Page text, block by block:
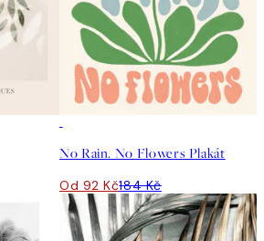
No Rain. No Flowers Plakát
Od 92 Kč184 Kč